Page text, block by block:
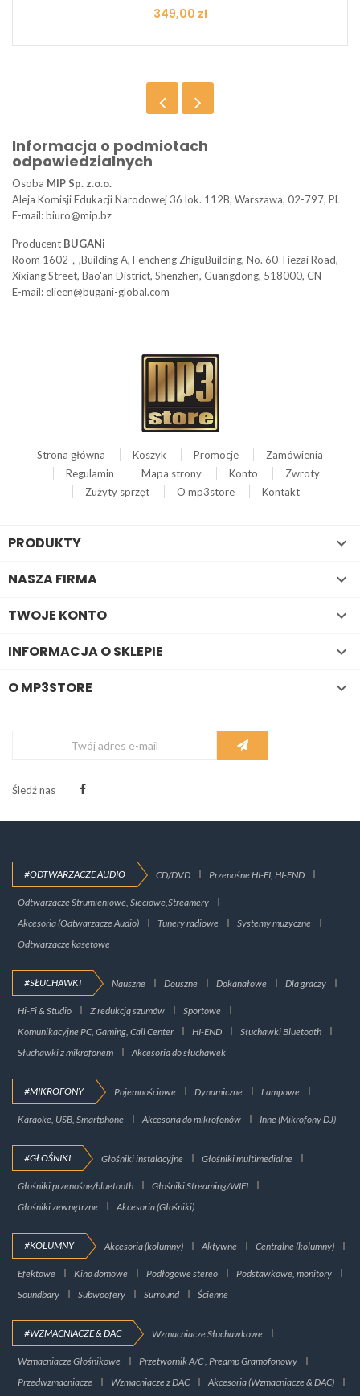
Cena
349,00 zł
Informacja o podmiotach
odpowiedzialnych
Osoba MIP Sp. z.o.o.
Aleja Komisji Edukacji Narodowej 36 lok. 112B, Warszawa, 02-797, PL
E-mail: biuro@mip.bz
Producent BUGANi
Room 1602，,Building A, Fencheng ZhiguBuilding, No. 60 Tiezai Road,
Xixiang Street, Bao'an District, Shenzhen, Guangdong, 518000, CN
E-mail: elieen@bugani-global.com
Strona główna Koszyk Promocje
Zamówienia
Regulamin
Mapa strony Konto
Zwroty
Zużyty sprzęt
O mp3store Kontakt
PRODUKTY 
NASZA FIRMA 
TWOJE KONTO 
INFORMACJA O SKLEPIE 
O MP3STORE 
Śledź nas
#ODTWARZACZE AUDIO CD/DVD Przenośne HI-FI, HI-END
Odtwarzacze Strumieniowe, Sieciowe,Streamery
Akcesoria (Odtwarzacze Audio)
Tunery radiowe
Systemy muzyczne
Odtwarzacze kasetowe
#SŁUCHAWKI Nauszne Douszne Dokanałowe Dla graczy
Hi-Fi & Studio Z redukcją szumów
Sportowe
Komunikacyjne PC, Gaming, Call Center
HI-END
Słuchawki Bluetooth
Słuchawki z mikrofonem
Akcesoria do słuchawek
#MIKROFONY Pojemnościowe Dynamiczne Lampowe
Karaoke, USB, Smartphone Akcesoria do mikrofonów Inne (Mikrofony DJ)
#GŁOŚNIKI Głośniki instalacyjne Głośniki multimedialne
Głośniki przenośne/bluetooth
Głośniki Streaming/WIFI
Głośniki zewnętrzne
Akcesoria (Głośniki)
#KOLUMNY Akcesoria (kolumny) Aktywne Centralne (kolumny)
Efektowe Kino domowe Podłogowe stereo
Podstawkowe, monitory
Soundbary
Subwoofery Surround Ścienne
#WZMACNIACZE & DAC Wzmacniacze Słuchawkowe
Wzmacniacze Głośnikowe
Przetwornik A/C , Preamp Gramofonowy
Przedwzmacniacze
Wzmacniacze z DAC Akcesoria (Wzmacniacze & DAC)